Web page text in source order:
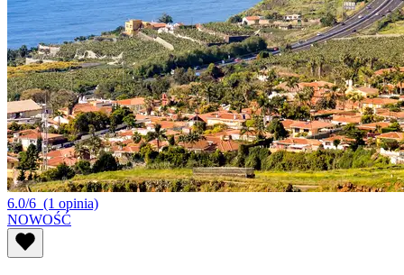
6.0/6 (1 opinia)
NOWOŚĆ